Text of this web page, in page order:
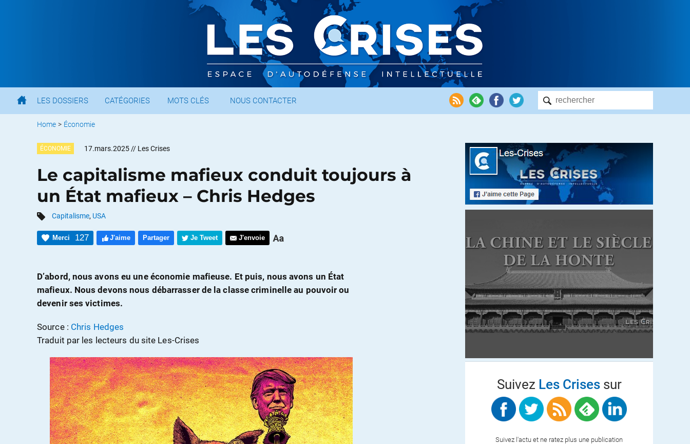
LES DOSSIERS CATÉGORIES MOTS CLÉS NOUS CONTACTER
Home > Économie
ÉCONOMIE 17.mars.2025 // Les Crises
Le capitalisme mafieux conduit toujours à
un État mafieux – Chris Hedges
Capitalisme, USA
Merci 127 J'aime Partager Je Tweet J'envoie
D’abord, nous avons eu une économie mafieuse. Et puis, nous avons un État
mafieux. Nous devons nous débarrasser de la classe criminelle au pouvoir ou
devenir ses victimes.
Source : Chris Hedges
Traduit par les lecteurs du site Les-Crises
Suivez Les Crisessur
Suivez l'actu et ne ratez plus une publication